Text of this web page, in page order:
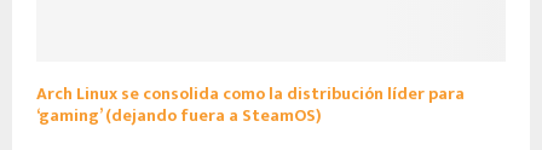
Arch Linux se consolida como la distribución líder para
‘gaming’ (dejando fuera a SteamOS)